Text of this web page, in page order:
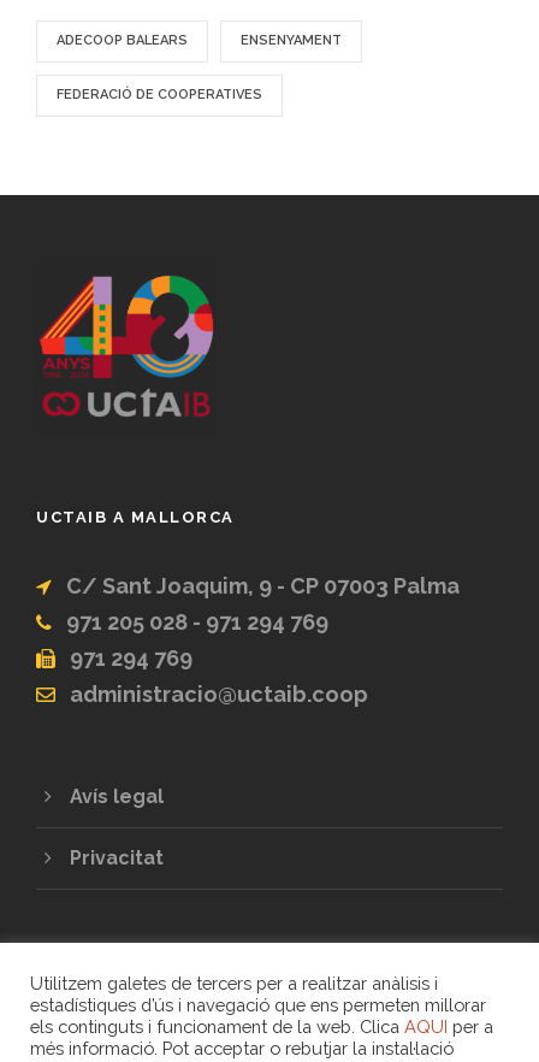
ADECOOP BALEARS ENSENYAMENT
FEDERACIÓ DE COOPERATIVES
UCTAIB A MALLORCA
C/ Sant Joaquim, 9 - CP 07003 Palma
971 205 028 - 971 294 769
971 294 769
administracio@uctaib.coop
Avís legal
Privacitat
COPYRIGHT 2020 - UNIÓ DE COOPERATIVES
Utilitzem galetes de tercers per a realitzar anàlisis i
estadístiques d’ús i navegació que ens permeten millorar
els continguts i funcionament de la web. Clica AQUI per a
més informació. Pot acceptar o rebutjar la instal·lació